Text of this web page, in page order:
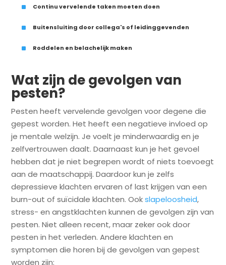
^ Continu vervelende taken moeten doen
^ Buitensluiting door collega's of leidinggevenden
^ Roddelen en belachelijk maken
Wat zijn de gevolgen van
pesten?
Pesten heeft vervelende gevolgen voor degene die
gepest worden. Het heeft een negatieve invloed op
je mentale welzijn. Je voelt je minderwaardig en je
zelfvertrouwen daalt. Daarnaast kun je het gevoel
hebben dat je niet begrepen wordt of niets toevoegt
aan de maatschappij. Daardoor kun je zelfs
depressieve klachten ervaren of last krijgen van een
burn-out of suïcidale klachten. Ookslapeloosheid,
stress- en angstklachten kunnen de gevolgen zijn van
pesten. Niet alleen recent, maar zeker ook door
pesten in het verleden. Andere klachten en
symptomen die horen bij de gevolgen van gepest
worden zijn: